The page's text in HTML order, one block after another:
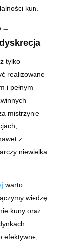
kun.
–
tylko
realizowane
i pełnym
mistrzynie
z
niewielka
warto
wiedzę
kuny oraz
efektywne,